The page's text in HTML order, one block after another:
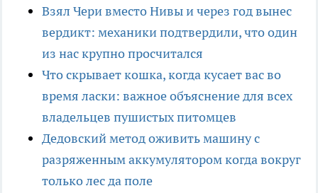
Взял Чери вместо Нивы и через год вынес
вердикт: механики подтвердили, что один
из нас крупно просчитался
Что скрывает кошка, когда кусает вас во
время ласки: важное объяснение для всех
владельцев пушистых питомцев
Дедовский метод оживить машину с
разряженным аккумулятором когда вокруг
только лес да поле